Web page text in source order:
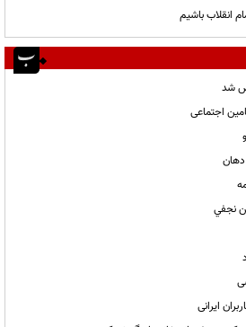
انقلاب باشیم
شد
اجتماعی
نجفي